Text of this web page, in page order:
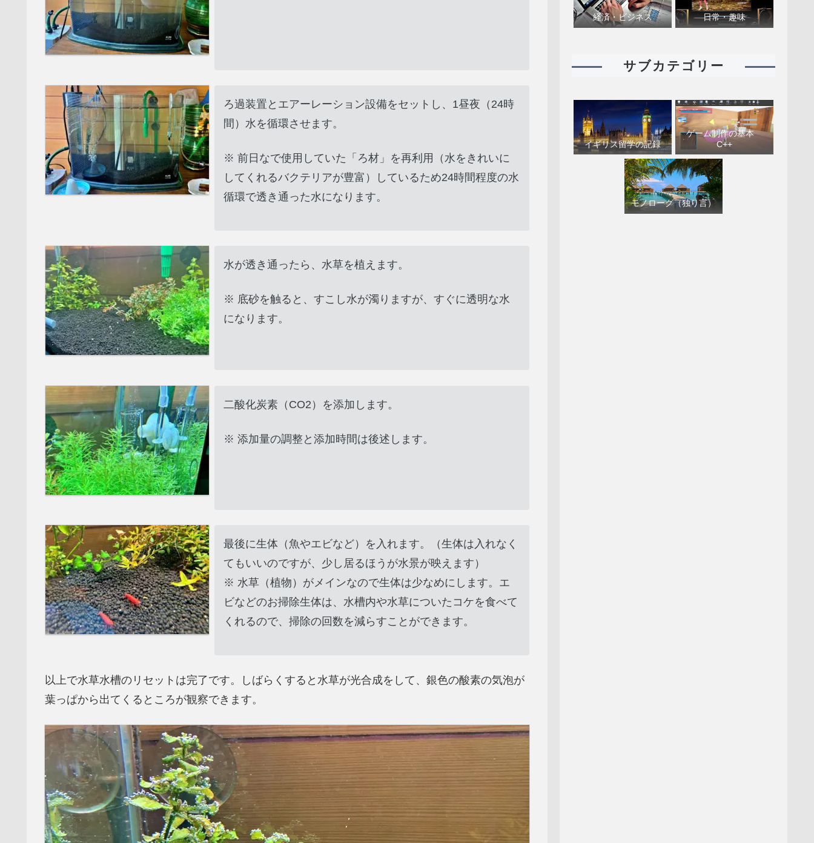
ろ過装置とエアーレーション設備をセットし、1昼夜（24時
間）水を循環させます。
※ 前日なで使用していた「ろ材」を再利用（水をきれいに
してくれるバクテリアが豊富）しているため24時間程度の水
循環で透き通った水になります。
水が透き通ったら、水草を植えます。
※ 底砂を触ると、すこし水が濁りますが、すぐに透明な水
になります。
二酸化炭素（CO2）を添加します。
※ 添加量の調整と添加時間は後述します。
最後に生体（魚やエビなど）を入れます。（生体は入れなく
てもいいのですが、少し居るほうが水景が映えます）
※ 水草（植物）がメインなので生体は少なめにします。エ
ビなどのお掃除生体は、水槽内や水草についたコケを食べて
くれるので、掃除の回数を減らすことができます。
以上で水草水槽のリセットは完了です。しばらくすると水草が光合成をして、銀色の酸素の気泡が
葉っぱから出てくるところが観察できます。
経済・ビジネス 日常・趣味
サブカテゴリー
イギリス留学の記録
ゲーム制作の基本
C++
モノローグ（独り言）